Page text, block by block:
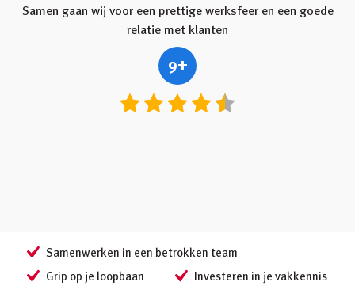
Samen gaan wij voor een prettige werksfeer en een goede
relatie met klanten
9+
Samenwerken in een betrokken team
Grip op je loopbaan
Investeren in je vakkennis